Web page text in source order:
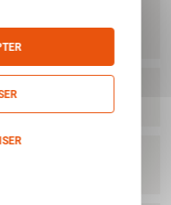
25.4MM
QR
25.4MM
SAKO